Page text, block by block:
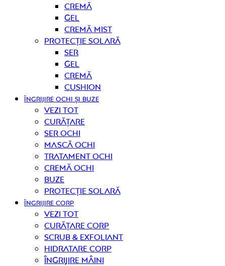
Cremă
Gel
Cremă mist
Protecție solară
Ser
Gel
Cremă
Cushion
ÎNGRIJIRE OCHI ȘI BUZE
Vezi tot
curățare
Ser ochi
Mască ochi
Tratament ochi
Cremă ochi
Buze
Protecție solară
ÎNGRIJIRE CORP
Vezi tot
curățare corp
Scrub & exfoliant
Hidratare corp
Îngrijire mâini